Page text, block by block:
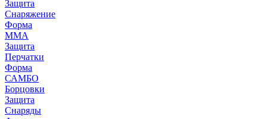
Защита
Снаряжение
Форма
ММА
Защита
Перчатки
Форма
САМБО
Борцовки
Защита
Снаряды